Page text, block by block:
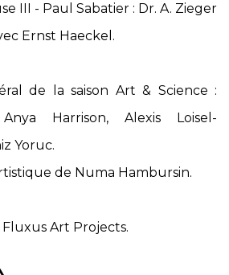
III - Paul Sabatier : Dr. A. Zieger
Ernst Haeckel.
de la saison Art & Science :
Harrison, Alexis Loisel-
Yoruc.
de Numa Hambursin.
Art Projects.